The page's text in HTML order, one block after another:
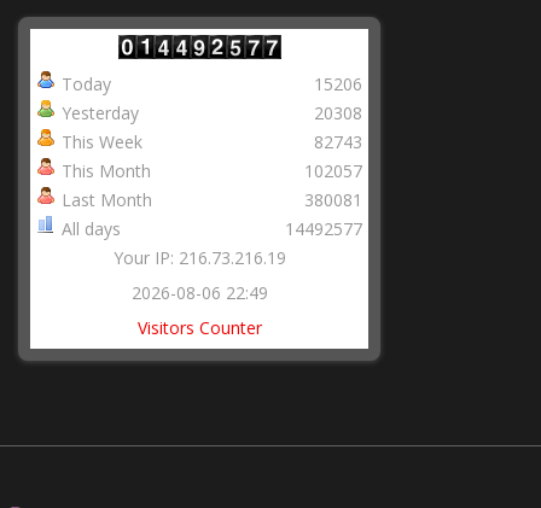
Today
Yesterday
This Week
This Month
Last Month
All days
15206
20308
82743
102057
380081
14492577
Your IP: 216.73.216.19
2026-08-06 22:49
Visitors Counter